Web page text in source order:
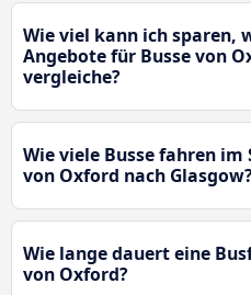
Wie viel kann ich sparen,
Angebote für Busse von
vergleiche?
Wie viele Busse fahren im
von Oxford nach
Wie lange dauert eine
von Oxford?